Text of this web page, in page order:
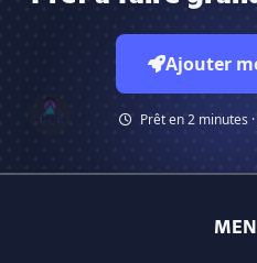
Ajouter
Prêt en 2 minutes